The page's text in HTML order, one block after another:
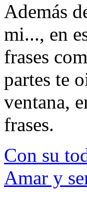
Además
mi..., en
frases
partes te
ventana,
frases.
Con su
Amar y